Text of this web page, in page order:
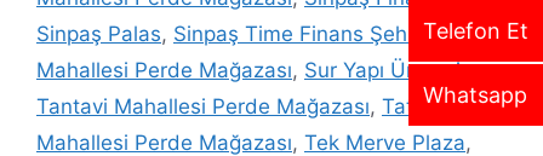
Telefon Et
Whatsapp
Sinpaş Palas, Sinpaş Time Finans Şehir ,Site
Mahallesi Perde Mağazası, Sur Yapı Ümraniye,
Tantavi Mahallesi Perde Mağazası, Tatlısu
Mahallesi Perde Mağazası, Tek Merve Plaza,